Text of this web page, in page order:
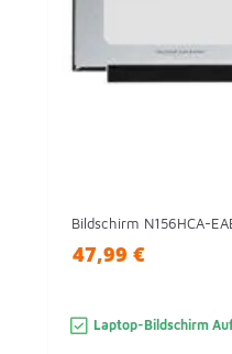
Bildschirm N156HCA-
47,99 €
Laptop-Bildschirm